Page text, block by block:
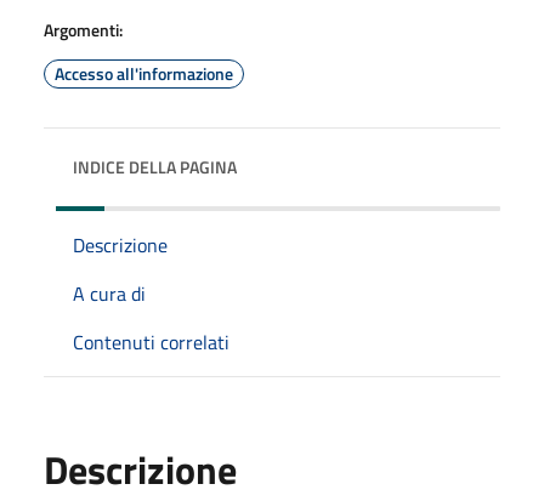
Argomenti:
Accesso all'informazione
INDICE DELLA PAGINA
Descrizione
A cura di
Contenuti correlati
Descrizione